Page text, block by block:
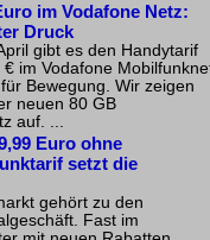
im Vodafone Netz:
Druck
gibt es den Handytarif
im Vodafone
Bewegung. Wir zeigen
neuen 80 GB
auf. ...
Euro ohne
setzt die
gehört zu den
Fast im